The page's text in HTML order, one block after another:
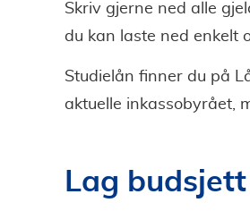
Skriv gjerne ned alle
du kan laste ned enkelt
Studielån finner du på
aktuelle inkassobyrået,
Lag budsjett